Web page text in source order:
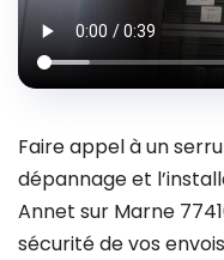
Faire appel à un
dépannage et
Annet sur Marne
sécurité de vos